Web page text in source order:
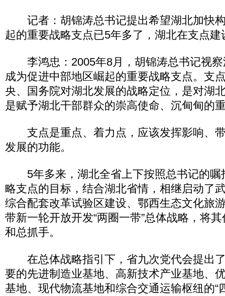
记者：胡锦涛总书记提出希望湖北加快
起的重要战略支点已5年多了，湖北在支点
李鸿忠：2005年8月，胡锦涛总书记视察
成为促进中部地区崛起的重要战略支点。支
央、国务院对湖北发展的战略定位，是对湖
是赋予湖北干部群众的崇高使命、沉甸甸的
支点是重点、着力点，应该发挥影响、
发展的功能。
5年多来，湖北全省上下按照总书记的嘱
略支点的目标，结合湖北省情，相继启动了
综合配套改革试验区建设、鄂西生态文化旅
带新一轮开放开发“两圈一带”总体战略，将
和总抓手。
在总体战略指引下，省九次党代会提出
要的先进制造业基地、高新技术产业基地、
基地、现代物流基地和综合交通运输枢纽的“